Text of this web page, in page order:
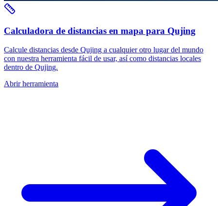
Calculadora de distancias en mapa para Qujing
Calcule distancias desde Qujing a cualquier otro lugar del mundo
con nuestra herramienta fácil de usar, así como distancias locales
dentro de Qujing.
Abrir herramienta